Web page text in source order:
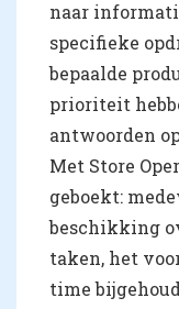
naar
specifieke
bepaalde
prioriteit
antwoorden
Met Store
geboekt:
beschikking
taken, het
time